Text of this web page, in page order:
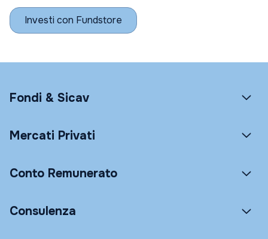
Investi con Fundstore
Fondi & Sicav
Mercati Privati
Conto Remunerato
Consulenza